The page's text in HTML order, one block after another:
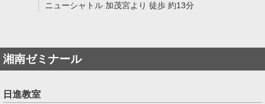
ニューシャトル 加茂宮より 徒歩 約13分
湘南ゼミナール
日進教室